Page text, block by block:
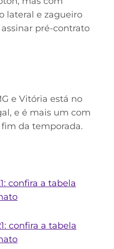
lateral e zagueiro
pré-contrato
e Vitória está no
e é mais um com
da temporada.
confira a tabela
confira a tabela